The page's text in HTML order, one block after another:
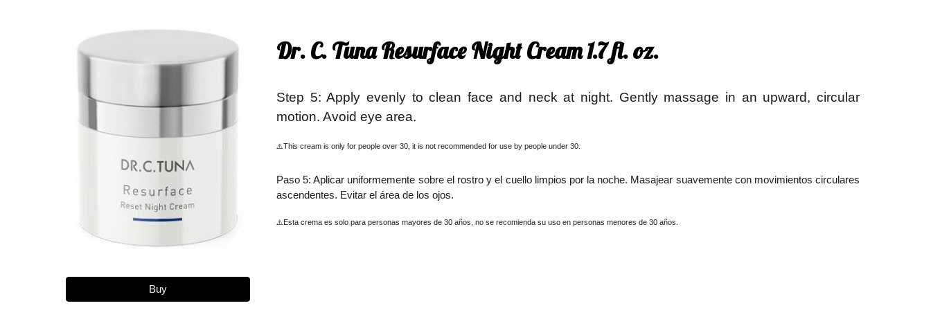
Buy
Dr. C. Tuna Resurface Night Cream 1.7 fl. oz.
Step 5: Apply evenly to clean face and neck at night. Gently massage in an upward, circular
motion. Avoid eye area.
⚠️This cream is only for people over 30, it is not recommended for use by people under 30.
Paso 5: Aplicar uniformemente sobre el rostro y el cuello limpios por la noche. Masajear suavemente con movimientos circulares
ascendentes. Evitar el área de los ojos.
⚠️Esta crema es solo para personas mayores de 30 años, no se recomienda su uso en personas menores de 30 años.